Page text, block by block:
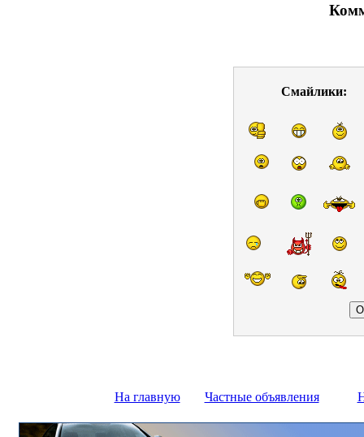
Смайлики:
На главную Частные объявления